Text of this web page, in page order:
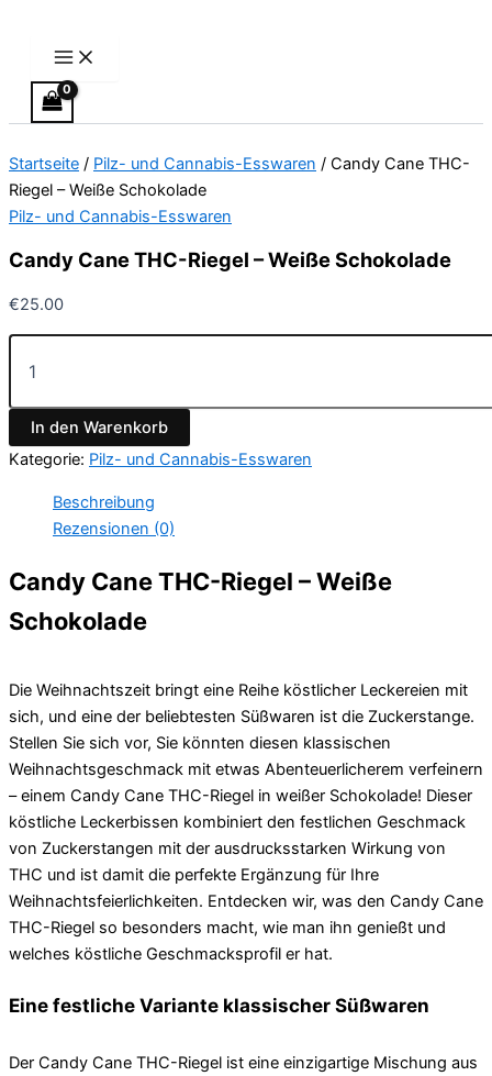
springen
Startseite / Pilz- und Cannabis-Esswaren / Candy Cane THC-
Riegel – Weiße Schokolade
Pilz- und Cannabis-Esswaren
Candy Cane THC-Riegel – Weiße Schokolade
€25.00
Weiße
Menge
In den Warenkorb
Kategorie: Pilz- und Cannabis-Esswaren
Beschreibung
Rezensionen (0)
Candy Cane THC-Riegel – Weiße
Schokolade
Die Weihnachtszeit bringt eine Reihe köstlicher Leckereien mit
sich, und eine der beliebtesten Süßwaren ist die Zuckerstange.
Stellen Sie sich vor, Sie könnten diesen klassischen
Weihnachtsgeschmack mit etwas Abenteuerlicherem verfeinern
– einem Candy Cane THC-Riegel in weißer Schokolade! Dieser
köstliche Leckerbissen kombiniert den festlichen Geschmack
von Zuckerstangen mit der ausdrucksstarken Wirkung von
THC und ist damit die perfekte Ergänzung für Ihre
Weihnachtsfeierlichkeiten. Entdecken wir, was den Candy Cane
THC-Riegel so besonders macht, wie man ihn genießt und
welches köstliche Geschmacksprofil er hat.
Eine festliche Variante klassischer Süßwaren
Der Candy Cane THC-Riegel ist eine einzigartige Mischung aus